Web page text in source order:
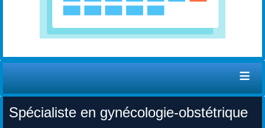
≡
Spécialiste en gynécologie-obstétrique